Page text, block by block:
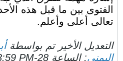
الفتوى بين ما قبل هذه
تعالى أعلى وأعلم.
التعديل الأخير تم بواسطة
اليمني; الساعة 28-May-2011, 03:59 PM